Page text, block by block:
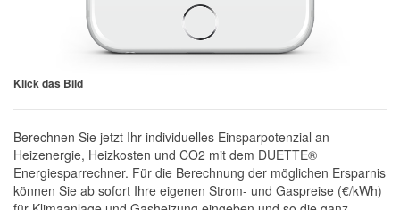
Klick das Bild
Berechnen Sie jetzt Ihr individuelles Einsparpotenzial an
Heizenergie, Heizkosten und CO2 mit dem DUETTE®
Energiesparrechner. Für die Berechnung der möglichen Ersparnis
können Sie ab sofort Ihre eigenen Strom- und Gaspreise (€/kWh)